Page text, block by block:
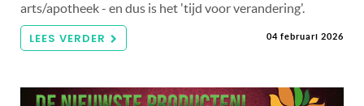
arts/apotheek - en dus is het 'tijd voor verandering'.
LEES VERDER 04 februari 2026